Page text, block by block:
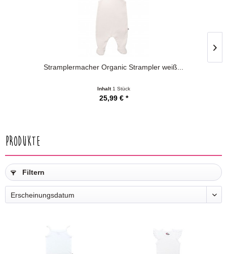
Stramplermacher Organic Strampler weiß...
Inhalt 1 Stück
25,99 € *
Produkte
Filtern